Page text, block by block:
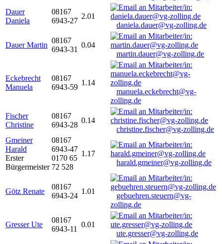
Dauer
Daniela
08167
6943-27
2.01
daniela.dauer@vg-zolling.de
Dauer Martin
08167
6943-31
0.04
martin.dauer@vg-zolling.de
Eckebrecht
Manuela
08167
6943-59
1.14
manuela.eckebrecht@vg-
zolling.de
Fischer
Christine
08167
6943-28
0.14
christine.fischer@vg-zolling.de
Gmeiner
Harald
Erster
Bürgermeister
08167
6943-47
0170 65
72 528
1.17
harald.gmeiner@vg-zolling.de
Götz Renate
08167
6943-24
1.01
gebuehren.steuern@vg-
zolling.de
Gresser Ute
08167
6943-11
0.01
ute.gresser@vg-zolling.de